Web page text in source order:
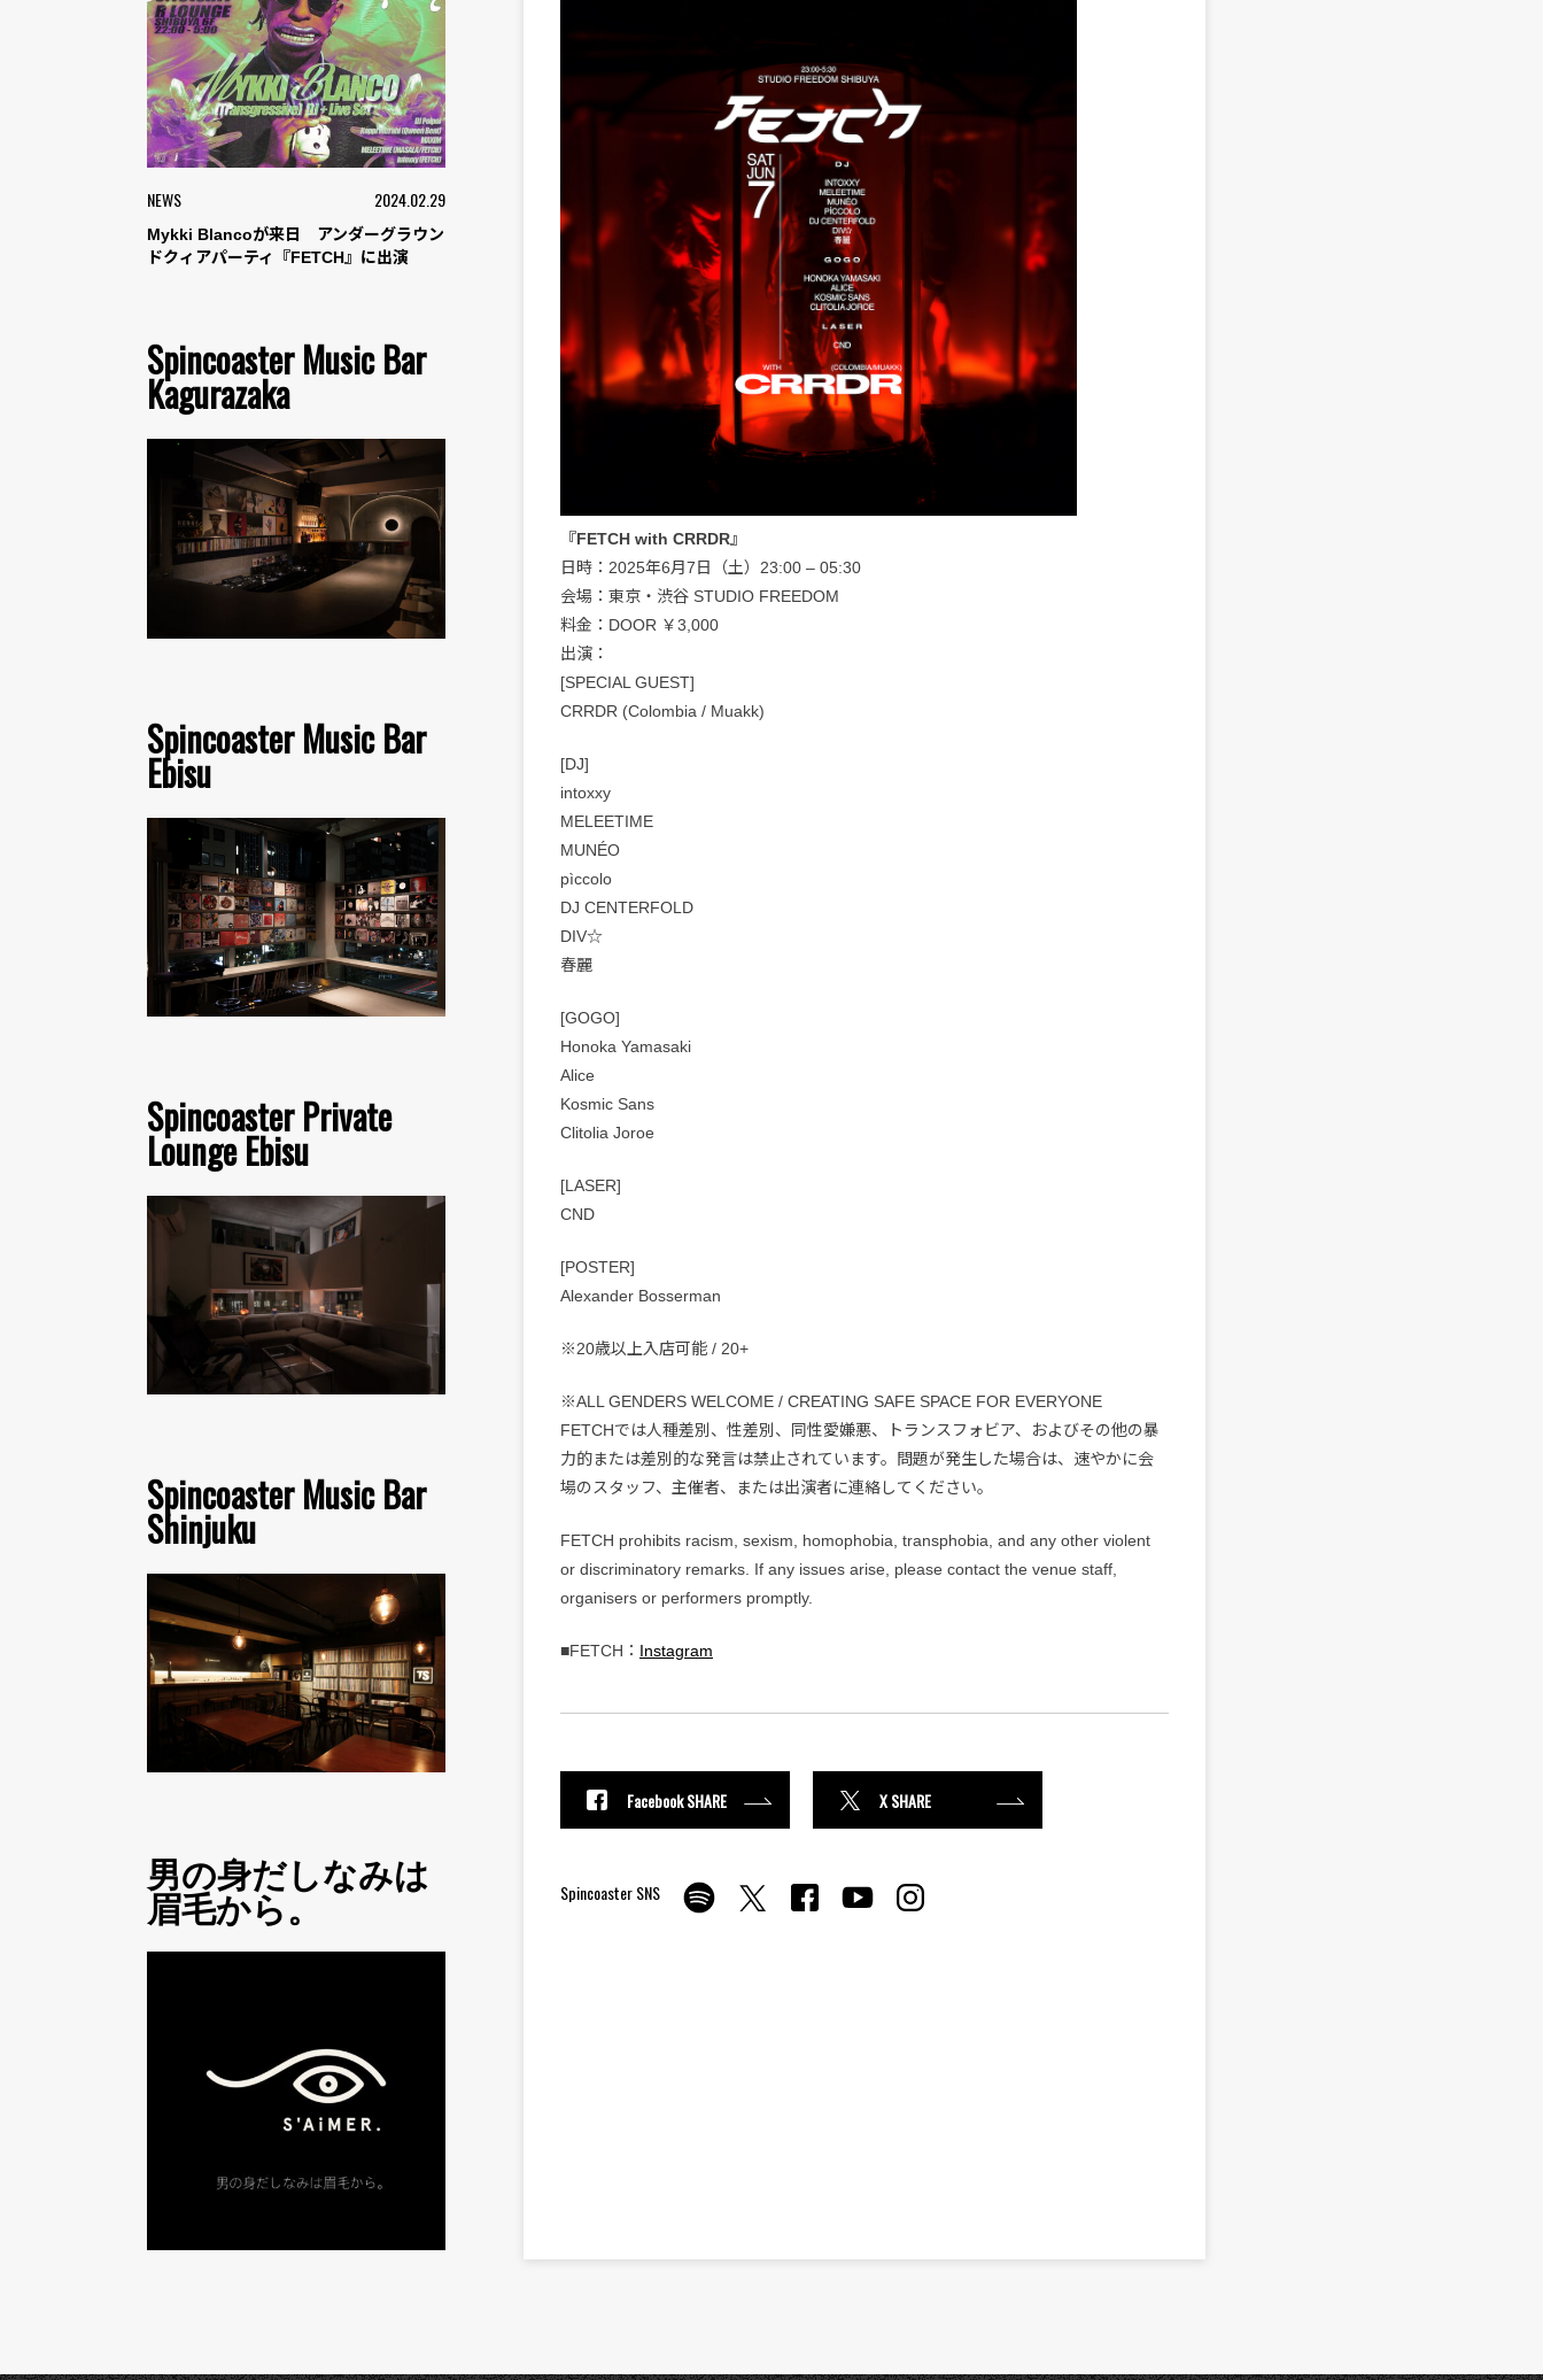
NEWS 2024.02.29
Mykki Blancoが来日 アンダーグラウン
ドクィアパーティ『FETCH』に出演
Spincoaster Music Bar
Kagurazaka
Spincoaster Music Bar
Ebisu
Spincoaster Private
Lounge Ebisu
Spincoaster Music Bar
Shinjuku
男の身だしなみは
眉毛から。
『FETCH with CRRDR』
日時：2025年6月7日（土）23:00 – 05:30
会場：東京・渋谷 STUDIO FREEDOM
料金：DOOR ￥3,000
出演：
[SPECIAL GUEST]
CRRDR (Colombia / Muakk)
[DJ]
intoxxy
MELEETIME
MUNÉO
pìccolo
DJ CENTERFOLD
DIV☆
春麗
[GOGO]
Honoka Yamasaki
Alice
Kosmic Sans
Clitolia Joroe
[LASER]
CND
[POSTER]
Alexander Bosserman
※20歳以上入店可能 / 20+
※ALL GENDERS WELCOME / CREATING SAFE SPACE FOR EVERYONE
FETCHでは人種差別、性差別、同性愛嫌悪、トランスフォビア、およびその他の暴
力的または差別的な発言は禁止されています。問題が発生した場合は、速やかに会
場のスタッフ、主催者、または出演者に連絡してください。
FETCH prohibits racism, sexism, homophobia, transphobia, and any other violent
or discriminatory remarks. If any issues arise, please contact the venue staff,
organisers or performers promptly.
■FETCH： Instagram
Facebook SHARE X SHARE
Spincoaster SNS